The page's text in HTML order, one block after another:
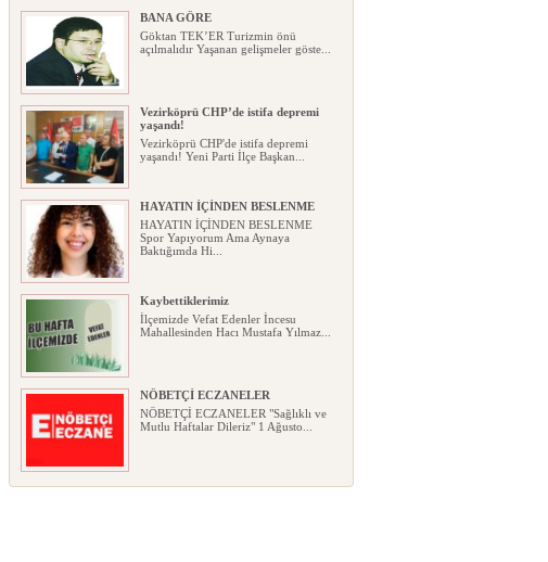
BANA GÖRE
Göktan TEK’ER Turizmin önü
açılmalıdır Yaşanan gelişmeler göste...
Vezirköprü CHP’de istifa depremi
yaşandı!
Vezirköprü CHP'de istifa depremi
yaşandı! Yeni Parti İlçe Başkan...
HAYATIN İÇİNDEN BESLENME
HAYATIN İÇİNDEN BESLENME
Spor Yapıyorum Ama Aynaya
Baktığımda Hi...
Kaybettiklerimiz
İlçemizde Vefat Edenler İncesu
Mahallesinden Hacı Mustafa Yılmaz...
NÖBETÇİ ECZANELER
NÖBETÇİ ECZANELER "Sağlıklı ve
Mutlu Haftalar Dileriz" 1 Ağusto...
Okullarda yeni dönem: Yönetmelik